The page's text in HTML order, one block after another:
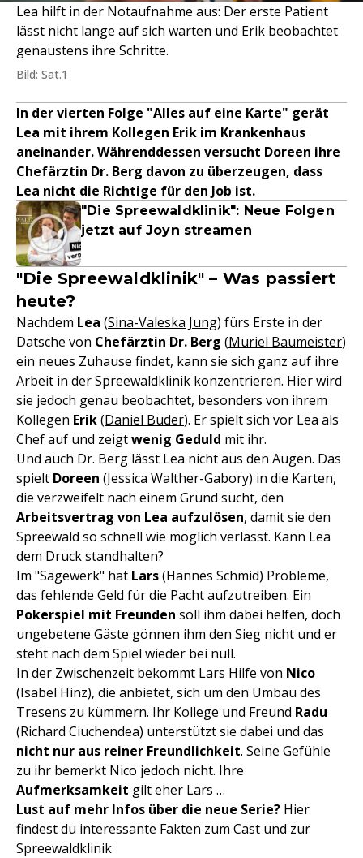
Lea hilft in der Notaufnahme aus: Der erste Patient
lässt nicht lange auf sich warten und Erik beobachtet
genaustens ihre Schritte.
Bild: Sat.1
In der vierten Folge "Alles auf eine Karte" gerät
Lea mit ihrem Kollegen Erik im Krankenhaus
aneinander. Währenddessen versucht Doreen ihre
Chefärztin Dr. Berg davon zu überzeugen, dass
Lea nicht die Richtige für den Job ist.
"Die Spreewaldklinik": Neue Folgen
jetzt auf Joyn streamen
"Die Spreewaldklinik" – Was passiert
heute?
Nachdem Lea (Sina-Valeska Jung) fürs Erste in der
Datsche von Chefärztin Dr. Berg (Muriel Baumeister)
ein neues Zuhause findet, kann sie sich ganz auf ihre
Arbeit in der Spreewaldklinik konzentrieren. Hier wird
sie jedoch genau beobachtet, besonders von ihrem
Kollegen Erik(Daniel Buder). Er spielt sich vor Lea als
Chef auf und zeigtwenig Geduld mit ihr.
Und auch Dr. Berg lässt Lea nicht aus den Augen. Das
spielt Doreen (Jessica Walther-Gabory) in die Karten,
die verzweifelt nach einem Grund sucht, den
Arbeitsvertrag von Lea aufzulösen, damit sie den
Spreewald so schnell wie möglich verlässt. Kann Lea
dem Druck standhalten?
Im "Sägewerk" hat Lars(Hannes Schmid) Probleme,
das fehlende Geld für die Pacht aufzutreiben. Ein
Pokerspiel mit Freunden soll ihm dabei helfen, doch
ungebetene Gäste gönnen ihm den Sieg nicht und er
steht nach dem Spiel wieder bei null.
In der Zwischenzeit bekommt Lars Hilfe von Nico
(Isabel Hinz), die anbietet, sich um den Umbau des
Tresens zu kümmern. Ihr Kollege und Freund Radu
(Richard Ciuchendea) unterstützt sie dabei und das
nicht nur aus reiner Freundlichkeit. Seine Gefühle
zu ihr bemerkt Nico jedoch nicht. Ihre
Aufmerksamkeit gilt eher Lars …
Lust auf mehr Infos über die neue Serie? Hier
findest du interessante Fakten zum Cast und zur
Spreewaldklinik